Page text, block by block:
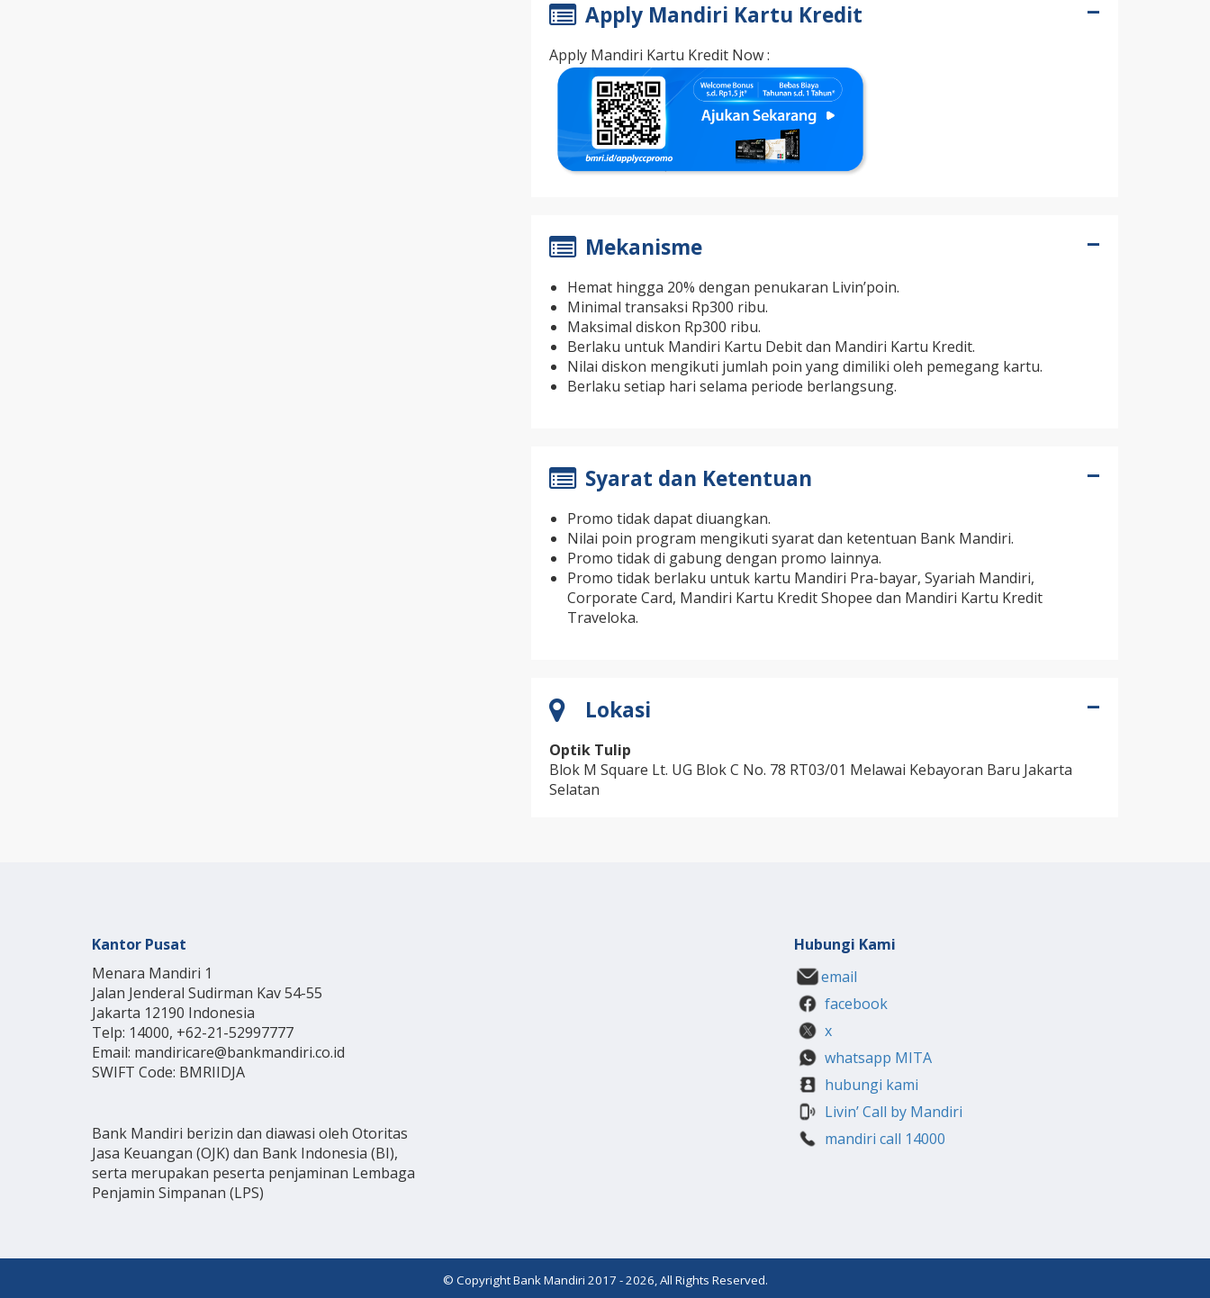
Apply Mandiri Kartu Kredit
Apply Mandiri Kartu Kredit Now :
Mekanisme
Hemat hingga 20% dengan penukaran Livin’poin.
Minimal transaksi Rp300 ribu.
Maksimal diskon Rp300 ribu.
Berlaku untuk Mandiri Kartu Debit dan Mandiri Kartu Kredit.
Nilai diskon mengikuti jumlah poin yang dimiliki oleh pemegang kartu.
Berlaku setiap hari selama periode berlangsung.
Syarat dan Ketentuan
Promo tidak dapat diuangkan.
Nilai poin program mengikuti syarat dan ketentuan Bank Mandiri.
Promo tidak di gabung dengan promo lainnya.
Promo tidak berlaku untuk kartu Mandiri Pra-bayar, Syariah Mandiri,
Corporate Card, Mandiri Kartu Kredit Shopee dan Mandiri Kartu Kredit
Traveloka.
Lokasi
Optik Tulip
Blok M Square Lt. UG Blok C No. 78 RT03/01 Melawai Kebayoran Baru Jakarta
Selatan
Kantor Pusat
Menara Mandiri 1
Jalan Jenderal Sudirman Kav 54-55
Jakarta 12190 Indonesia
Telp: 14000, +62-21-52997777
Email: mandiricare@bankmandiri.co.id
SWIFT Code: BMRIIDJA
Bank Mandiri berizin dan diawasi oleh Otoritas
Jasa Keuangan (OJK) dan Bank Indonesia (BI),
serta merupakan peserta penjaminan Lembaga
Penjamin Simpanan (LPS)
Hubungi Kami
email
facebook
x
whatsapp MITA
hubungi kami
Livin’ Call by Mandiri
mandiri call 14000
© Copyright Bank Mandiri 2017 - 2026, All Rights Reserved.